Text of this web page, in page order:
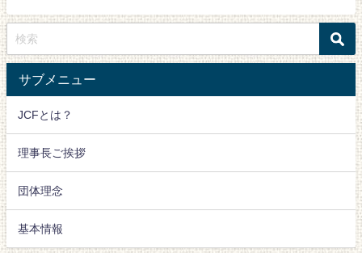
サブメニュー
JCFとは？
理事長ご挨拶
団体理念
基本情報